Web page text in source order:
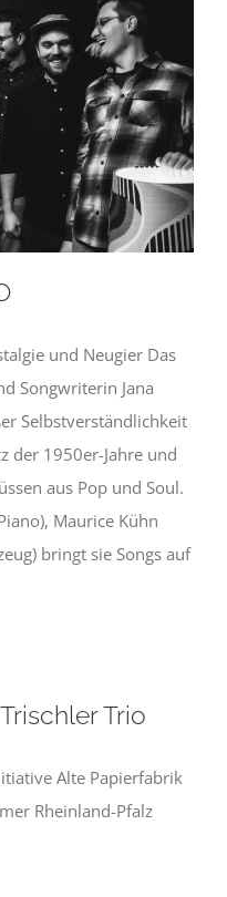
und Neugier Das
Songwriterin Jana
Selbstverständlichkeit
der 1950er-Jahre und
aus Pop und Soul.
Maurice Kühn
bringt sie Songs auf
Trio
Alte Papierfabrik
Rheinland-Pfalz